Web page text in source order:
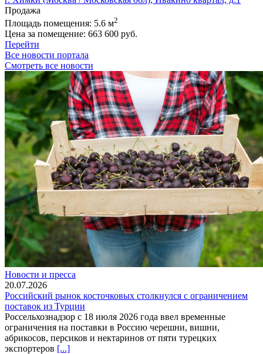
Продажа
Площадь помещения: 5.6 м2
Цена за помещение: 663 600 руб.
Перейти
Все новости портала
Смотреть все новости
Новости и пресса
20.07.2026
Российский рынок косточковых столкнулся с ограничением
поставок из Турции
Россельхознадзор с 18 июля 2026 года ввел временные
ограничения на поставки в Россию черешни, вишни,
абрикосов, персиков и нектаринов от пяти турецких
экспортеров [...]